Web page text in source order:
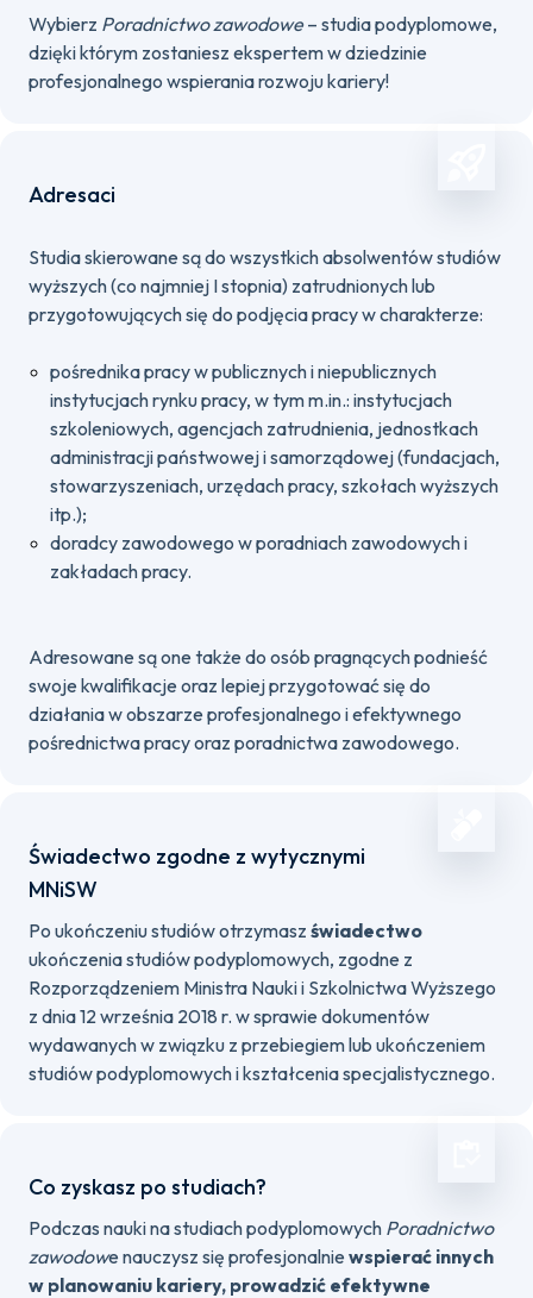
Wybierz Poradnictwo zawodowe– studia podyplomowe,
dzięki którym zostaniesz ekspertem w dziedzinie
profesjonalnego wspierania rozwoju kariery!
Adresaci
Studia skierowane są do wszystkich absolwentów studiów
wyższych (co najmniej I stopnia) zatrudnionych lub
przygotowujących się do podjęcia pracy w charakterze:
pośrednika pracy w publicznych i niepublicznych
instytucjach rynku pracy, w tym m.in.: instytucjach
szkoleniowych, agencjach zatrudnienia, jednostkach
administracji państwowej i samorządowej (fundacjach,
stowarzyszeniach, urzędach pracy, szkołach wyższych
itp.);
doradcy zawodowego w poradniach zawodowych i
zakładach pracy.
Adresowane są one także do osób pragnących podnieść
swoje kwalifikacje oraz lepiej przygotować się do
działania w obszarze profesjonalnego i efektywnego
pośrednictwa pracy oraz poradnictwa zawodowego.
Świadectwo zgodne z wytycznymi
MNiSW
Po ukończeniu studiów otrzymasz świadectwo
ukończenia studiów podyplomowych, zgodne z
Rozporządzeniem Ministra Nauki i Szkolnictwa Wyższego
z dnia 12 września 2018 r. w sprawie dokumentów
wydawanych w związku z przebiegiem lub ukończeniem
studiów podyplomowych i kształcenia specjalistycznego.
Co zyskasz po studiach?
Podczas nauki na studiach podyplomowych Poradnictwo
zawodowe nauczysz się profesjonalnie wspierać innych
w planowaniu kariery, prowadzić efektywne